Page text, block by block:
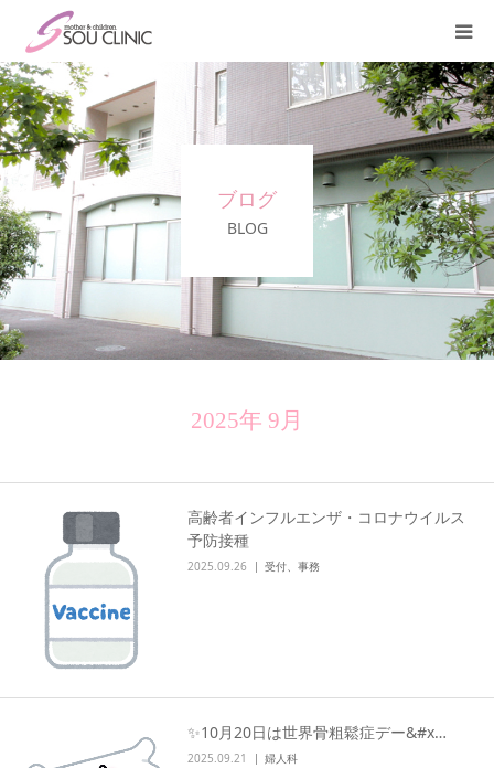
ブログ
BLOG
2025年 9月
高齢者インフルエンザ・コロナウイルス
予防接種
2025.09.26 受付、事務
✨10月20日は世界骨粗鬆症デー&#x…
2025.09.21 婦人科
診療案内
不妊治療
＜入院案内＞
施設紹介
医師紹介
交通アクセス